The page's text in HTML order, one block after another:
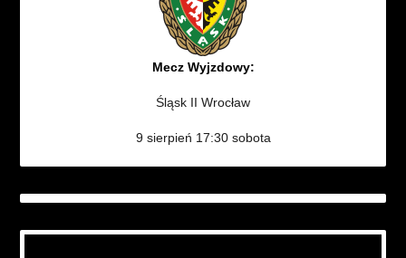
Mecz Wyjzdowy:
Śląsk II Wrocław
9 sierpień 17:30 sobota